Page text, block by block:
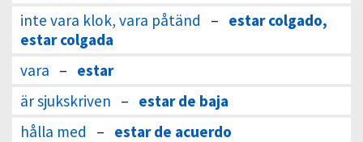
inte vara klok, vara påtänd
– estar colgado,
estar colgada
vara – estar
är sjukskriven – estar de baja
hålla med
– estar de acuerdo